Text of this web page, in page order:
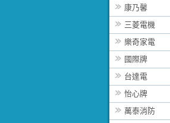
康乃馨
三菱電機
樂奇家電
國際牌
台達電
怡心牌
萬泰消防